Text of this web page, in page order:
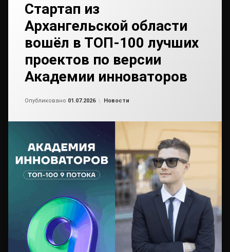
Стартап из
Архангельской области
вошёл в ТОП-100 лучших
проектов по версии
Академии инноваторов
Опубликовано 01.07.2026 Рубрики:
Новости